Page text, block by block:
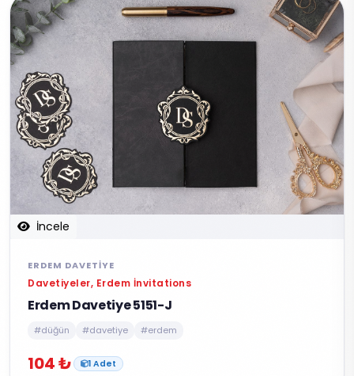
İncele
ERDEM DAVETIYE
Davetiyeler, Erdem İnvitations
Erdem Davetiye 5151-J
#düğün #davetiye #erdem
104 ₺ 1 Adet